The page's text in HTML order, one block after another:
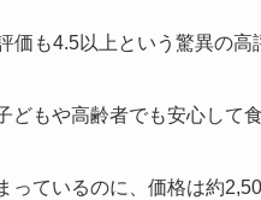
も4.5以上という驚異の高
もや高齢者でも安心して
ているのに、価格は約